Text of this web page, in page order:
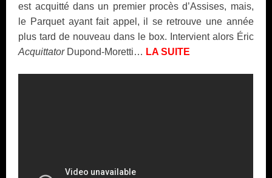
est acquitté dans un premier procès d’Assises, mais,
le Parquet ayant fait appel, il se retrouve une année
plus tard de nouveau dans le box. Intervient alors Éric
Acquittator Dupond-Moretti… LA SUITE